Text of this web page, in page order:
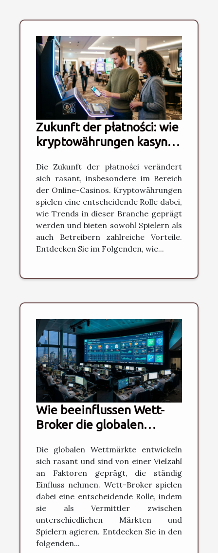
Zukunft der płatności: wie
kryptowährungen kasyno-
Die Zukunft der płatności verändert
sich rasant, insbesondere im Bereich
der Online-Casinos. Kryptowährungen
spielen eine entscheidende Rolle dabei,
wie Trends in dieser Branche geprägt
werden und bieten sowohl Spielern als
auch Betreibern zahlreiche Vorteile.
Entdecken Sie im Folgenden, wie...
Wie beeinflussen Wett-
Broker die globalen
Die globalen Wettmärkte entwickeln
sich rasant und sind von einer Vielzahl
an Faktoren geprägt, die ständig
Einfluss nehmen. Wett-Broker spielen
dabei eine entscheidende Rolle, indem
sie als Vermittler zwischen
unterschiedlichen Märkten und
Spielern agieren. Entdecken Sie in den
folgenden...